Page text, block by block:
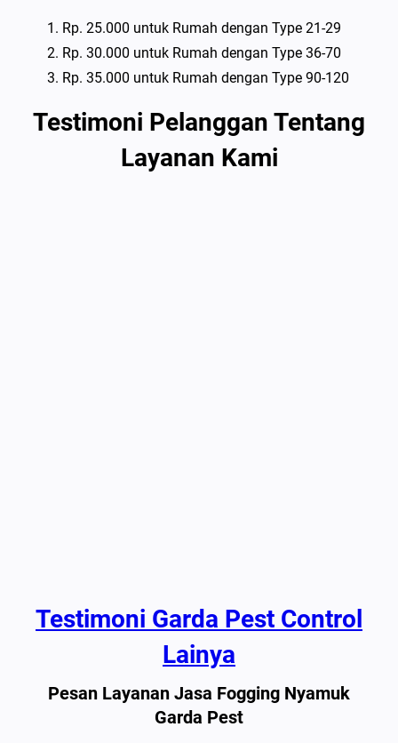
Rp. 25.000 untuk Rumah dengan Type 21-29
Rp. 30.000 untuk Rumah dengan Type 36-70
Rp. 35.000 untuk Rumah dengan Type 90-120
Testimoni Pelanggan Tentang
Layanan Kami
Testimoni Garda Pest Control
Lainya
Pesan Layanan Jasa Fogging Nyamuk
Garda Pest